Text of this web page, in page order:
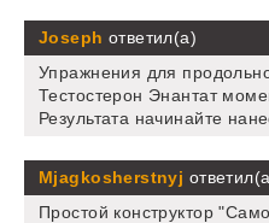
Joseph ответил(а)
Упражнения для
Тестостерон Энантат
Результата начинайте
Mjagkosherstnyj
Простой конструктор